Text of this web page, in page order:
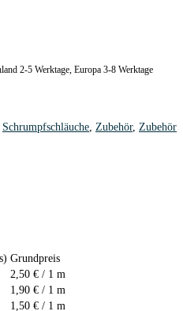
2-5 Werktage, Europa 3-8 Werktage
Schrumpfschläuche Zubehör, Zubehör
Grundpreis
2,50 € / 1 m
1,90 € / 1 m
1,50 € / 1 m